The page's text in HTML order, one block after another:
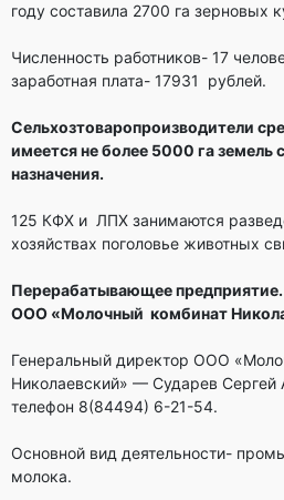
году составила 2700 га зерновых
Численность работников- 17
заработная плата- 17931 рублей.
Сельхозтоваропроизводители
имеется не более 5000 га земель
назначения.
125 КФХ и ЛПХ занимаются
хозяйствах поголовье животных
Перерабатывающее предприятие.
ООО «Молочный комбинат
Генеральный директор ООО
Николаевский» — Сударев Сергей
телефон 8(84494) 6-21-54.
Основной вид деятельности-
молока.